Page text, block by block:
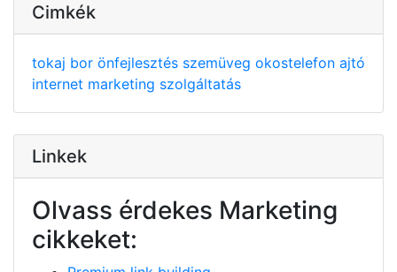
Cimkék
tokaj bor önfejlesztés szemüveg okostelefon ajtó
internet marketing szolgáltatás
Linkek
Olvass érdekes Marketing
cikkeket: